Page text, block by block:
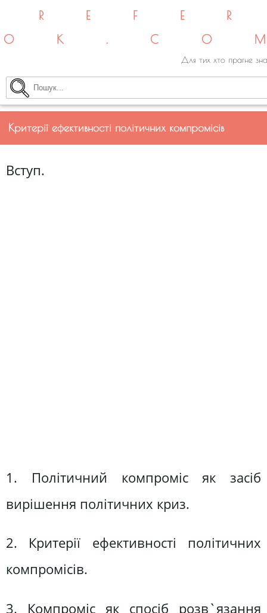
Для тих хто прагне
Критерії ефективності політичних компромісів
Вступ.
1. Політичний компроміс як засіб
вирішення політичних криз.
2. Критерії ефективності політичних
компромісів.
3. Компроміс як спосіб розв`язання